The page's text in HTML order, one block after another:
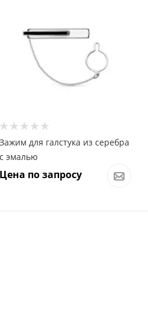
Зажим для галстука из серебра
с эмалью
Цена по запросу